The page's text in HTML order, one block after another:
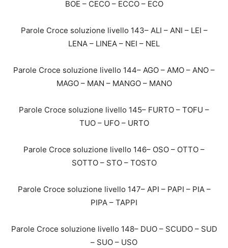
BOE – CECO – ECCO – ECO
Parole Croce soluzione livello 143– ALI – ANI – LEI –
LENA – LINEA – NEI – NEL
Parole Croce soluzione livello 144– AGO – AMO – ANO –
MAGO – MAN – MANGO – MANO
Parole Croce soluzione livello 145– FURTO – TOFU –
TUO – UFO – URTO
Parole Croce soluzione livello 146– OSO – OTTO –
SOTTO – STO – TOSTO
Parole Croce soluzione livello 147– API – PAPI – PIA –
PIPA – TAPPI
Parole Croce soluzione livello 148– DUO – SCUDO – SUD
– SUO – USO